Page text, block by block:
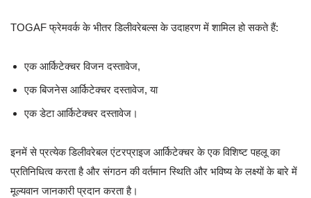
TOGAF फ्रेमवर्क के भीतर डिलीवरेबल्स के उदाहरण में शामिल हो सकते हैं:
एक आर्किटेक्चर विजन दस्तावेज,
एक बिजनेस आर्किटेक्चर दस्तावेज, या
एक डेटा आर्किटेक्चर दस्तावेज।
इनमें से प्रत्येक डिलीवरेबल एंटरप्राइज आर्किटेक्चर के एक विशिष्ट पहलू का
प्रतिनिधित्व करता है और संगठन की वर्तमान स्थिति और भविष्य के लक्ष्यों के बारे में
मूल्यवान जानकारी प्रदान करता है।